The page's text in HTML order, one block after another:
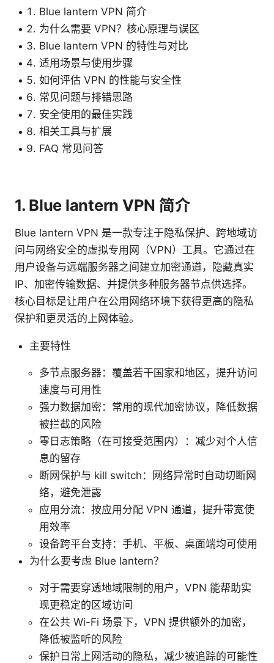
Blue lantern VPN 简介
为什么需要 VPN？核心原理与误区
Blue lantern VPN 的特性与对比
适用场景与使用步骤
如何评估 VPN 的性能与安全性
常见问题与排错思路
安全使用的最佳实践
相关工具与扩展
FAQ 常见问答
1. Blue lantern VPN 简介
Blue lantern VPN 是一款专注于隐私保护、跨地域访
问与网络安全的虚拟专用网（VPN）工具。它通过在
用户设备与远端服务器之间建立加密通道，隐藏真实
IP、加密传输数据、并提供多种服务器节点供选择。
核心目标是让用户在公用网络环境下获得更高的隐私
保护和更灵活的上网体验。
主要特性
多节点服务器：覆盖若干国家和地区，提升访问
速度与可用性
强力数据加密：常用的现代加密协议，降低数据
被拦截的风险
零日志策略（在可接受范围内）：减少对个人信
息的留存
断网保护与 kill switch：网络异常时自动切断网
络，避免泄露
应用分流：按应用分配 VPN 通道，提升带宽使
用效率
设备跨平台支持：手机、平板、桌面端均可使用
为什么要考虑 Blue lantern？
对于需要穿透地域限制的用户，VPN 能帮助实
现更稳定的区域访问
在公共 Wi-Fi 场景下，VPN 提供额外的加密，
降低被监听的风险
保护日常上网活动的隐私，减少被追踪的可能性